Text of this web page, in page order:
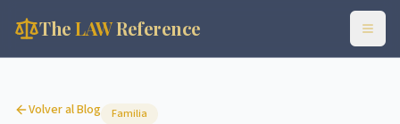
TheLAWReference
Volver al Blog Familia